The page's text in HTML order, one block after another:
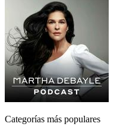
Categorías más populares